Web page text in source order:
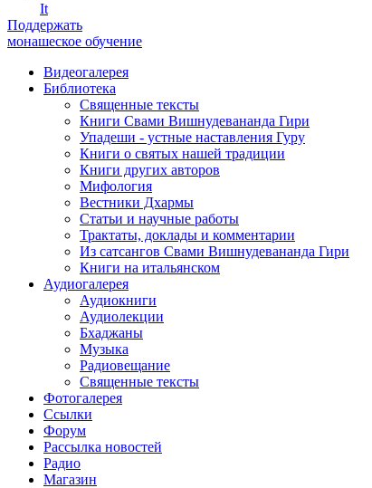
It
Поддержать
монашеское обучение
Видеогалерея
Библиотека
Священные тексты
Книги Свами Вишнудевананда Гири
Упадеши - устные наставления Гуру
Книги о святых нашей традиции
Книги других авторов
Мифология
Вестники Дхармы
Статьи и научные работы
Трактаты, доклады и комментарии
Из сатсангов Свами Вишнудевананда Гири
Книги на итальянском
Аудиогалерея
Аудиокниги
Аудиолекции
Бхаджаны
Музыка
Радиовещание
Священные тексты
Фотогалерея
Ссылки
Форум
Рассылка новостей
Радио
Магазин